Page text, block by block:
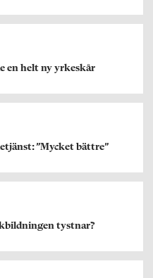
en helt ny yrkeskår
”Mycket bättre”
tystnar?